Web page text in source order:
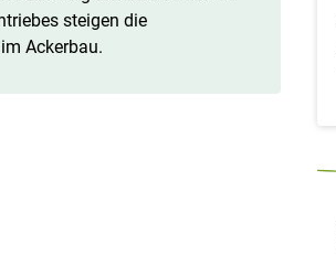
steigen die
Ackerbau.